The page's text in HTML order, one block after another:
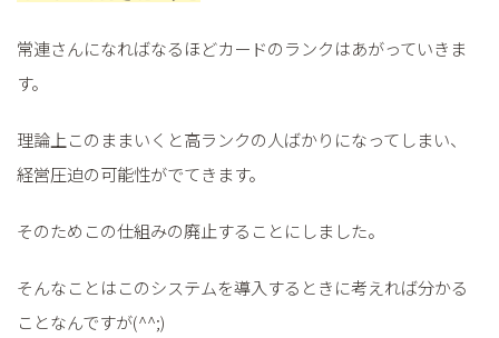
常連さんになればなるほどカードのランクはあがっていきま
す。
理論上このままいくと高ランクの人ばかりになってしまい、
経営圧迫の可能性がでてきます。
そのためこの仕組みの廃止することにしました。
そんなことはこのシステムを導入するときに考えれば分かる
ことなんですが(^^;)